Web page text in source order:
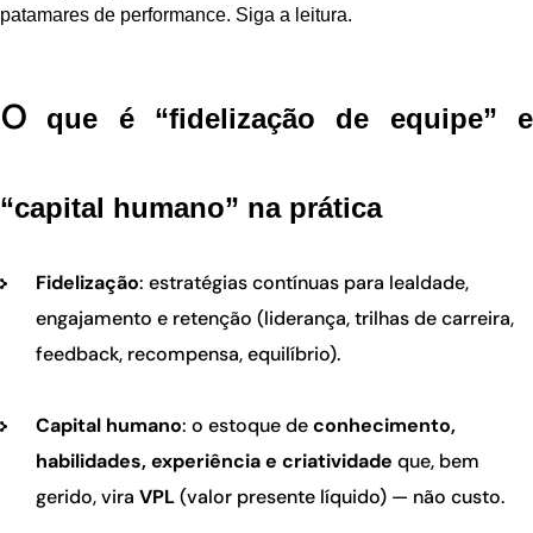
patamares de performance. Siga a leitura.
o que é “fidelização de equipe” e
“capital humano” na prática
Fidelização: estratégias contínuas para lealdade,
engajamento e retenção (liderança, trilhas de carreira,
feedback, recompensa, equilíbrio).
Capital humano: o estoque deconhecimento,
habilidades, experiência e criatividade que, bem
gerido, vira VPL(valor presente líquido) — não custo.